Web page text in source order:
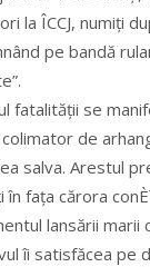
la ÎCCJ, numiți
pe bandă
fatalității se
de
salva. Arestul
în fața cărora
lansării
îi satisfăcea pe